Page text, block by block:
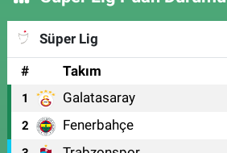
Süper Lig
#
Takım
1 Galatasaray
2 Fenerbahçe